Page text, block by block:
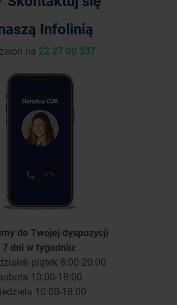
Infolinią
na 22 27 00 337.
do Twojej dyspozycji
7 dni w tygodniu:
piątek 8:00-20:00
10:00-18:00
10:00-18:00